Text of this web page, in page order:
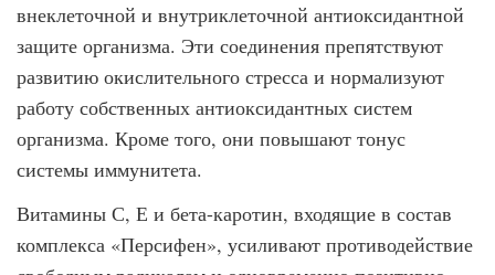
внеклеточной и внутриклеточной антиоксидантной
защите организма. Эти соединения препятствуют
развитию окислительного стресса и нормализуют
работу собственных антиоксидантных систем
организма. Кроме того, они повышают тонус
системы иммунитета.
Витамины С, Е и бета-каротин, входящие в состав
комплекса «Персифен», усиливают противодействие